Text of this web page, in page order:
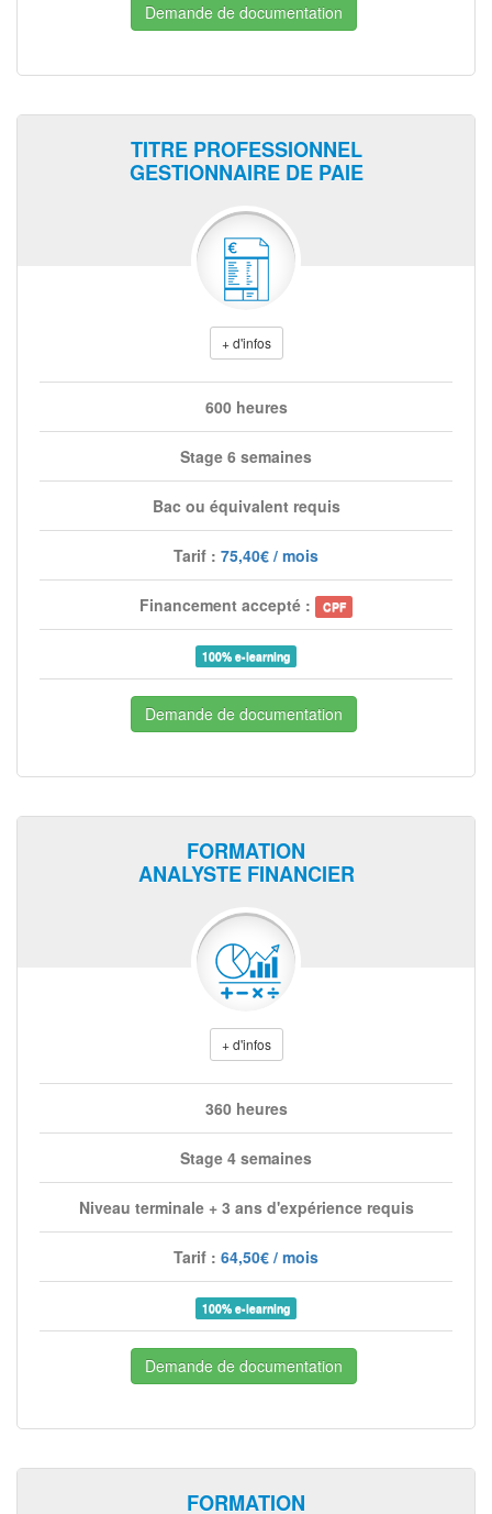
Demande de documentation
TITRE PROFESSIONNEL
GESTIONNAIRE DE PAIE
+ d'infos
600 heures
Stage 6 semaines
Bac ou équivalent requis
Tarif : 75,40€ / mois
Financement accepté : CPF
100% e-learning
Demande de documentation
FORMATION
ANALYSTE FINANCIER
+ d'infos
360 heures
Stage 4 semaines
Niveau terminale + 3 ans d'expérience requis
Tarif : 64,50€ / mois
100% e-learning
Demande de documentation
FORMATION